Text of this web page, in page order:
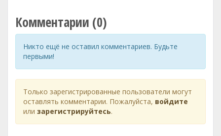
Комментарии (0)
Никто ещё не оставил комментариев. Будьте
первыми!
Только зарегистрированные пользователи могут
оставлять комментарии. Пожалуйста, войдите
или зарегистрируйтесь.